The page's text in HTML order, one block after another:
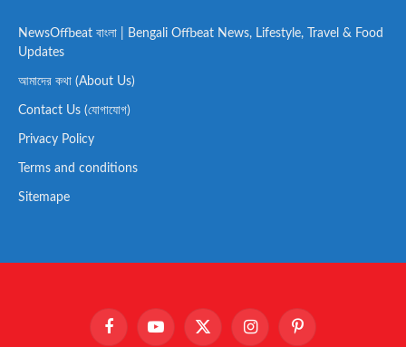
NewsOffbeat বাংলা | Bengali Offbeat News, Lifestyle, Travel & Food
Updates
আমাদের কথা (About Us)
Contact Us (যোগাযোগ)
Privacy Policy
Terms and conditions
Sitemape
FacebookYouTube X
InstagramPinterest